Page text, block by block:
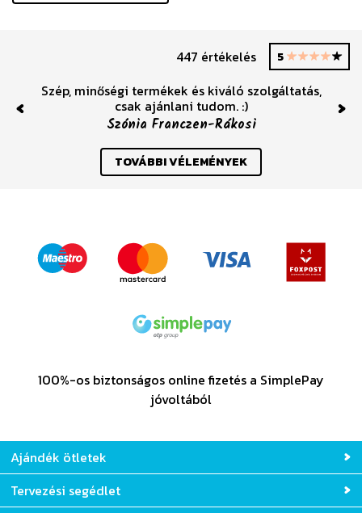
447 értékelés 5
Szép, minőségi termékek és kiváló szolgáltatás,
csak ajánlani tudom. :)
Szónia Franczen-Rákosi
Previous
TOVÁBBI VÉLEMÉNYEK
100%-os biztonságos online fizetés a SimplePay
jóvoltából
Ajándék ötletek
Tervezési segédlet